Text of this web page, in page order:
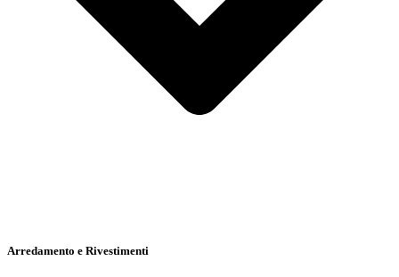
Arredamento e Rivestimenti